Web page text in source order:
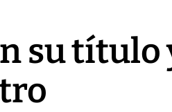
su título